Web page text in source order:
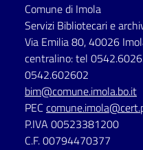
Seguici
su
Comune di Imola
Servizi Bibliotecari e
Via Emilia 80, 40026
centralino: tel
0542.602602
bim@comune.imola.bo.it
PEC
P.IVA 00523381200
C.F. 00794470377